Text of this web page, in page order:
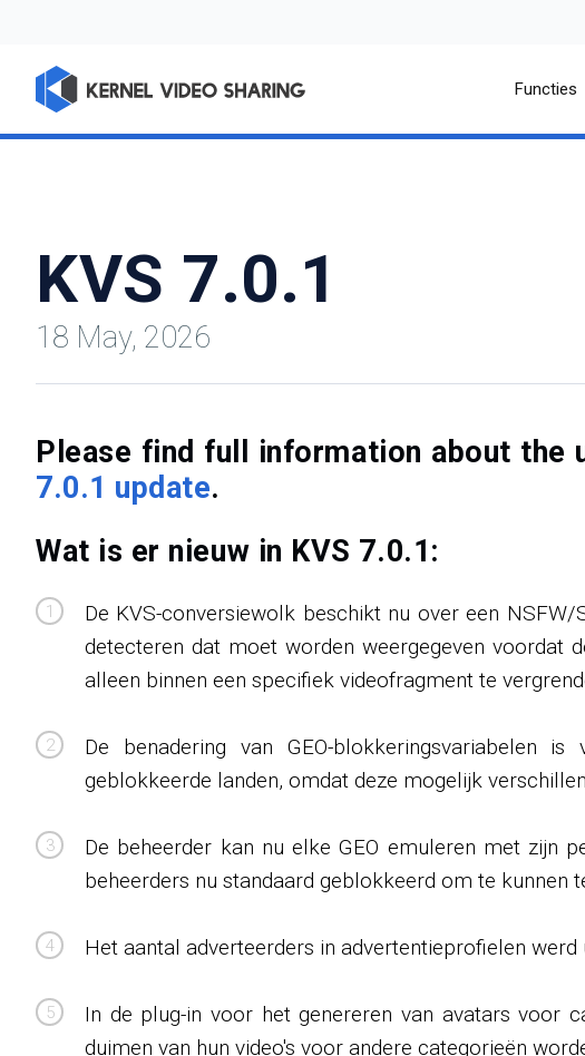
Functies
KVS 7.0.1
18 May, 2026
Please find full information about the
7.0.1 update.
Wat is er nieuw in KVS 7.0.1:
De KVS-conversiewolk beschikt nu over een
detecteren dat moet worden weergegeven voordat
alleen binnen een specifiek videofragment te
De benadering van GEO-blokkeringsvariabelen
geblokkeerde landen, omdat deze mogelijk
De beheerder kan nu elke GEO emuleren met zijn
beheerders nu standaard geblokkeerd om te kunnen
Het aantal adverteerders in advertentieprofielen werd
In de plug-in voor het genereren van avatars voor
duimen van hun video's voor andere categorieën